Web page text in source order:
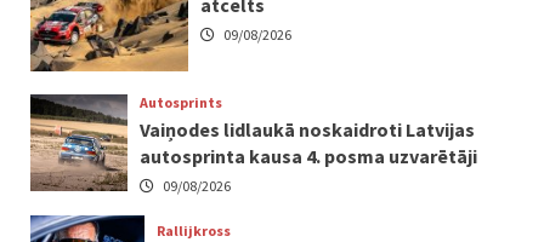
atcelts
09/08/2026
Autosprints
Vaiņodes lidlaukā noskaidroti Latvijas
autosprinta kausa 4. posma uzvarētāji
09/08/2026
Rallijkross